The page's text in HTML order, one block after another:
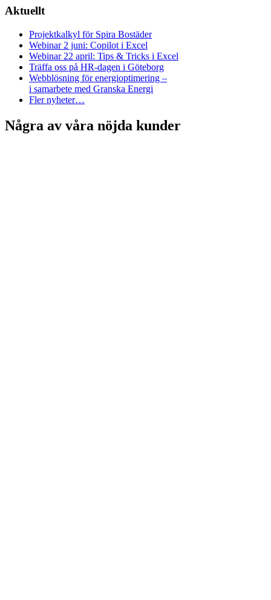
Aktuellt
Projektkalkyl för Spira Bostäder
Webinar 2 juni: Copilot i Excel
Webinar 22 april: Tips & Tricks i Excel
Träffa oss på HR-dagen i Göteborg
Webblösning för energioptimering –
i samarbete med Granska Energi
Fler nyheter…
Några av våra nöjda kunder